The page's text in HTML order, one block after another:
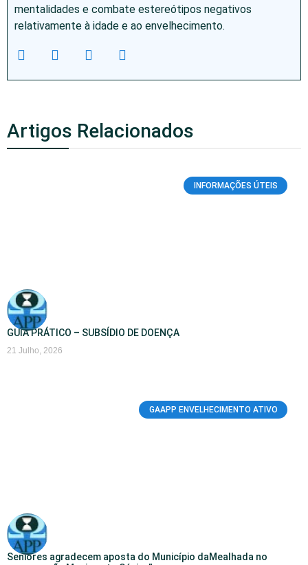
mentalidades e combate estereótipos negativos
relativamente à idade e ao envelhecimento.
Artigos Relacionados
INFORMAÇÕES ÚTEIS
GUIA PRÁTICO – SUBSÍDIO DE DOENÇA
21 Julho, 2026
GAAPP ENVELHECIMENTO ATIVO
Seniores agradecem aposta do Município daMealhada no